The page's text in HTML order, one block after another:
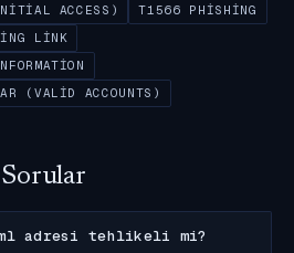
ACCESS)
T1566 PHISHING
LINK
(VALID ACCOUNTS)
adresi tehlikeli mi?